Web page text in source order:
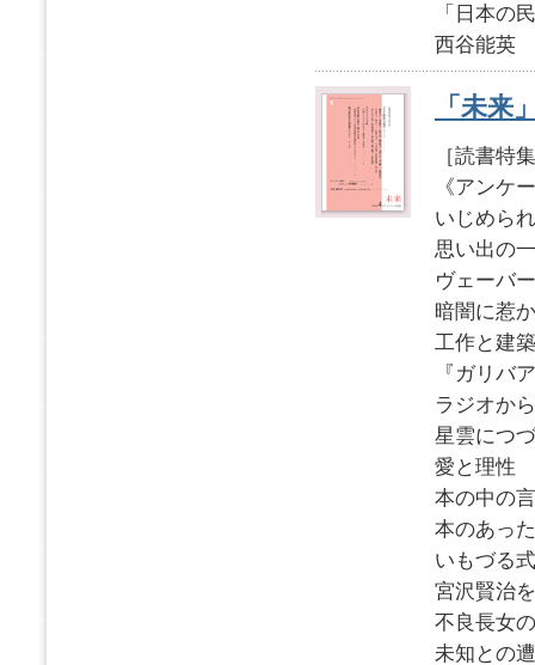
「日本
西谷能英
「未来
［読書特
《アンケ
いじめら
思い出
ヴェーバ
暗闇に
工作と
『ガリ
ラジオ
星雲につ
愛と理
本の中の
本のあ
いもづ
宮沢賢
不良長女
未知と